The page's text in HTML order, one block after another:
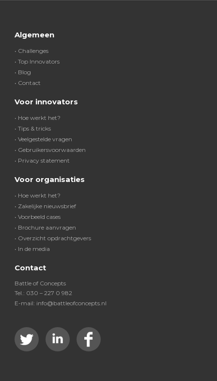
Algemeen
• Challenges
• Top Innovators
• Blog
• Contact
Voor innovators
• Hoe werkt het?
• Tips & tricks
• Veelgestelde vragen
• Gebruikersvoorwaarden
• Privacy statement
Voor organisaties
• Hoe werkt het?
• Zakelijke nieuwsbrief
• Voorbeeld cases
• Brochure aanvragen
• Overzicht opdrachtgevers
• In de media
Contact
Battle of Concepts
Tel.: 030 – 227 0 982
E-mail: info@battleofconcepts.nl